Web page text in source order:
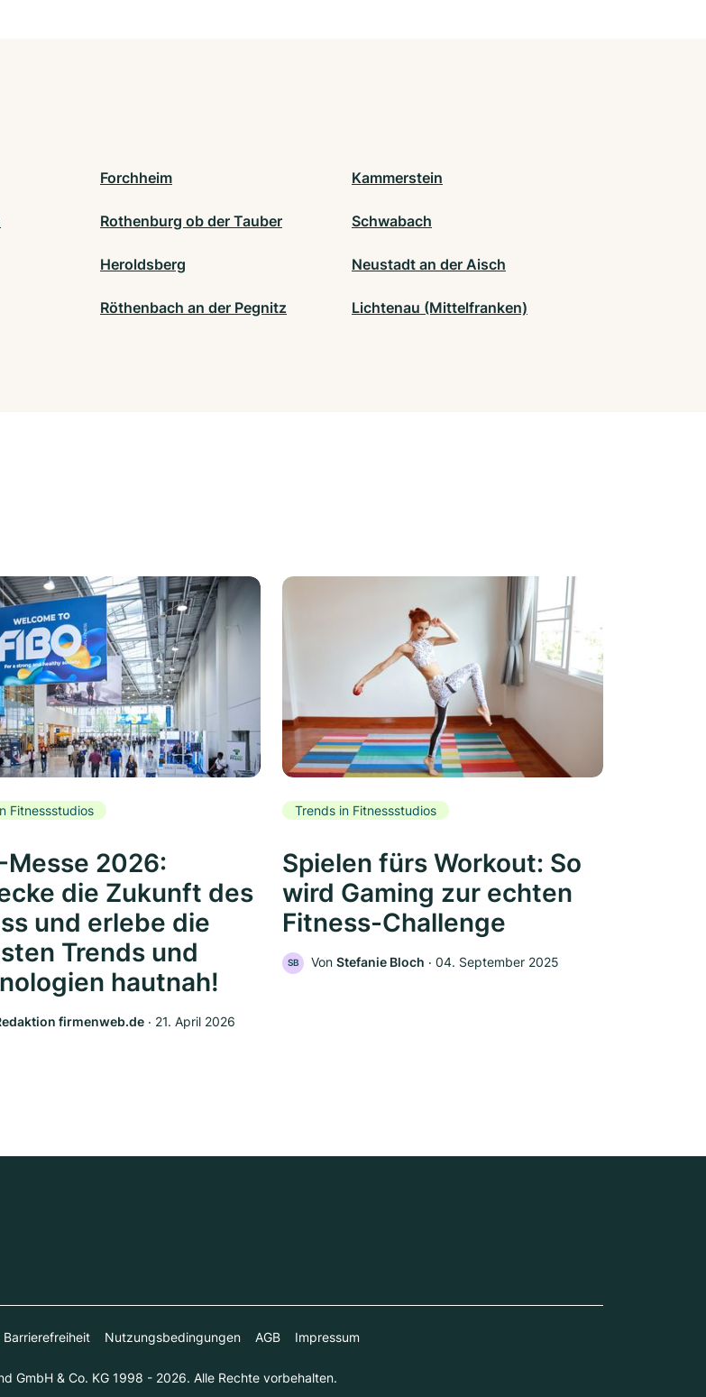
Forchheim Kammerstein
Rothenburg ob der Tauber Schwabach
Heroldsberg Neustadt an der Aisch
Röthenbach an der Pegnitz Lichtenau (Mittelfranken)
Fitnessstudios
Messe 2026:
die Zukunft des
und erlebe die
Trends und
hautnah!
firmenweb.de ‧ 21. April 2026
Trends in Fitnessstudios
Spielen fürs Workout: So
wird Gaming zur echten
Fitness-Challenge
SB Von Stefanie Bloch ‧ 04. September 2025
Barrierefreiheit Nutzungsbedingungen AGB Impressum
GmbH & Co. KG 1998 - 2026. Alle Rechte vorbehalten.